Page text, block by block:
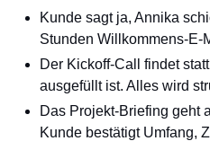
Kunde sagt ja, Annika
Stunden Willkommens-E-
Der Kickoff-Call findet
ausgefüllt ist. Alles wird
Das Projekt-Briefing geht
Kunde bestätigt Umfang,